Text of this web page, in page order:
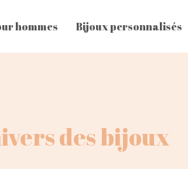
hommes Bijoux personnalisés
des bijoux